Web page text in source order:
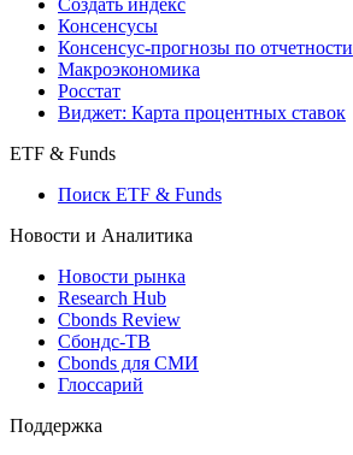
Создать индекс
Консенсусы
Консенсус-прогнозы по отчетности
Макроэкономика
Росстат
Виджет: Карта процентных ставок
ETF & Funds
Поиск ETF & Funds
Новости и Аналитика
Новости рынка
Research Hub
Cbonds Review
Сбондс-ТВ
Cbonds для СМИ
Глоссарий
Поддержка